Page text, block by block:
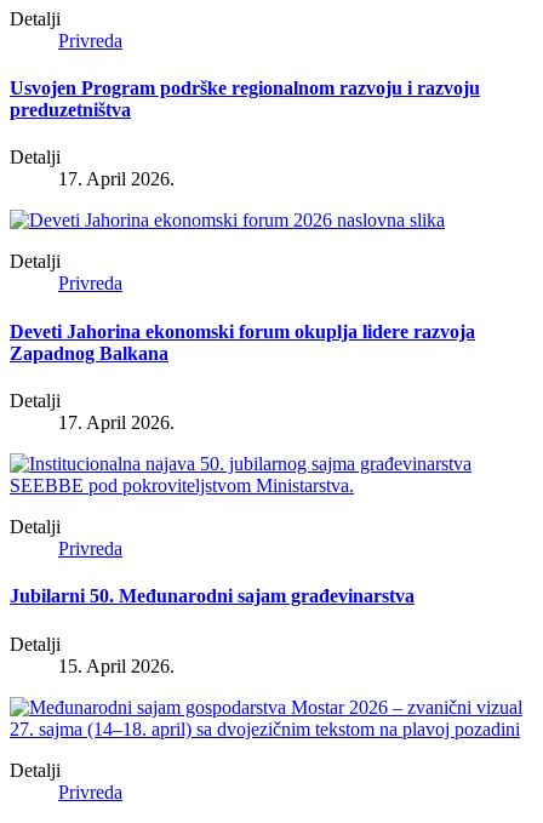
Detalji
Privreda
Usvojen Program podrške regionalnom razvoju i razvoju
preduzetništva
Detalji
17. April 2026.
Detalji
Privreda
Deveti Jahorina ekonomski forum okuplja lidere razvoja
Zapadnog Balkana
Detalji
17. April 2026.
Detalji
Privreda
Jubilarni 50. Međunarodni sajam građevinarstva
Detalji
15. April 2026.
Detalji
Privreda